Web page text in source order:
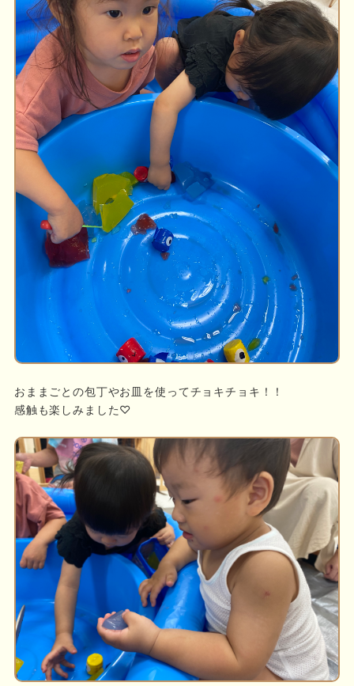
おままごとの包丁やお皿を使ってチョキチョキ！！
感触も楽しみました♡